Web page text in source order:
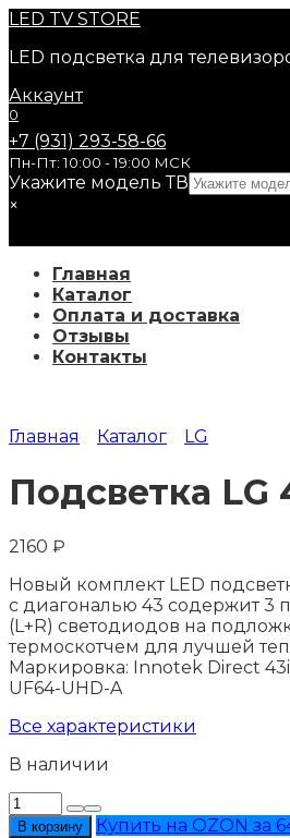
Перейти
содержанию
LED TV STORE
LED подсветка для
Аккаунт
0
+7 (931) 293-58-66
Пн-Пт: 10:00 - 19:00 МСК
Укажите модель ТВ
×
Главная
Каталог
Оплата и доставка
Отзывы
Контакты
Главная Каталог LG
Подсветка LG
2160 ₽
Новый комплект LED
с диагональю 43 содержит 3
(L+R) светодиодов на
термоскотчем для лучшей
Маркировка: Innotek Direct
UF64-UHD-A
Все характеристики
В наличии
Количество
товара
В корзину
Купить на OZON за